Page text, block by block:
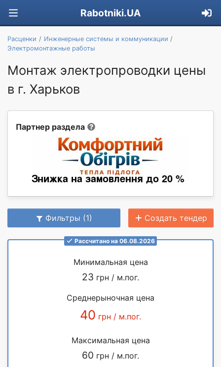
Rabotniki.UA
Расценки
Инженерные системы и коммуникации
Электромонтажные работы
Монтаж электропроводки цены
в г. Харьков
Партнер раздела
Фильтры (1) Создать тендер
Рассчитано на 06.08.2026
Минимальная цена
23 грн / м.пог.
Среднерыночная цена
40 грн / м.пог.
Максимальная цена
60 грн / м.пог.